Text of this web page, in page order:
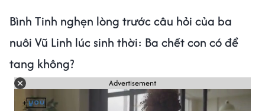
Bình Tinh nghẹn lòng trước câu hỏi của ba
nuôi Vũ Linh lúc sinh thời: Ba chết con có để
tang không?
Advertisement